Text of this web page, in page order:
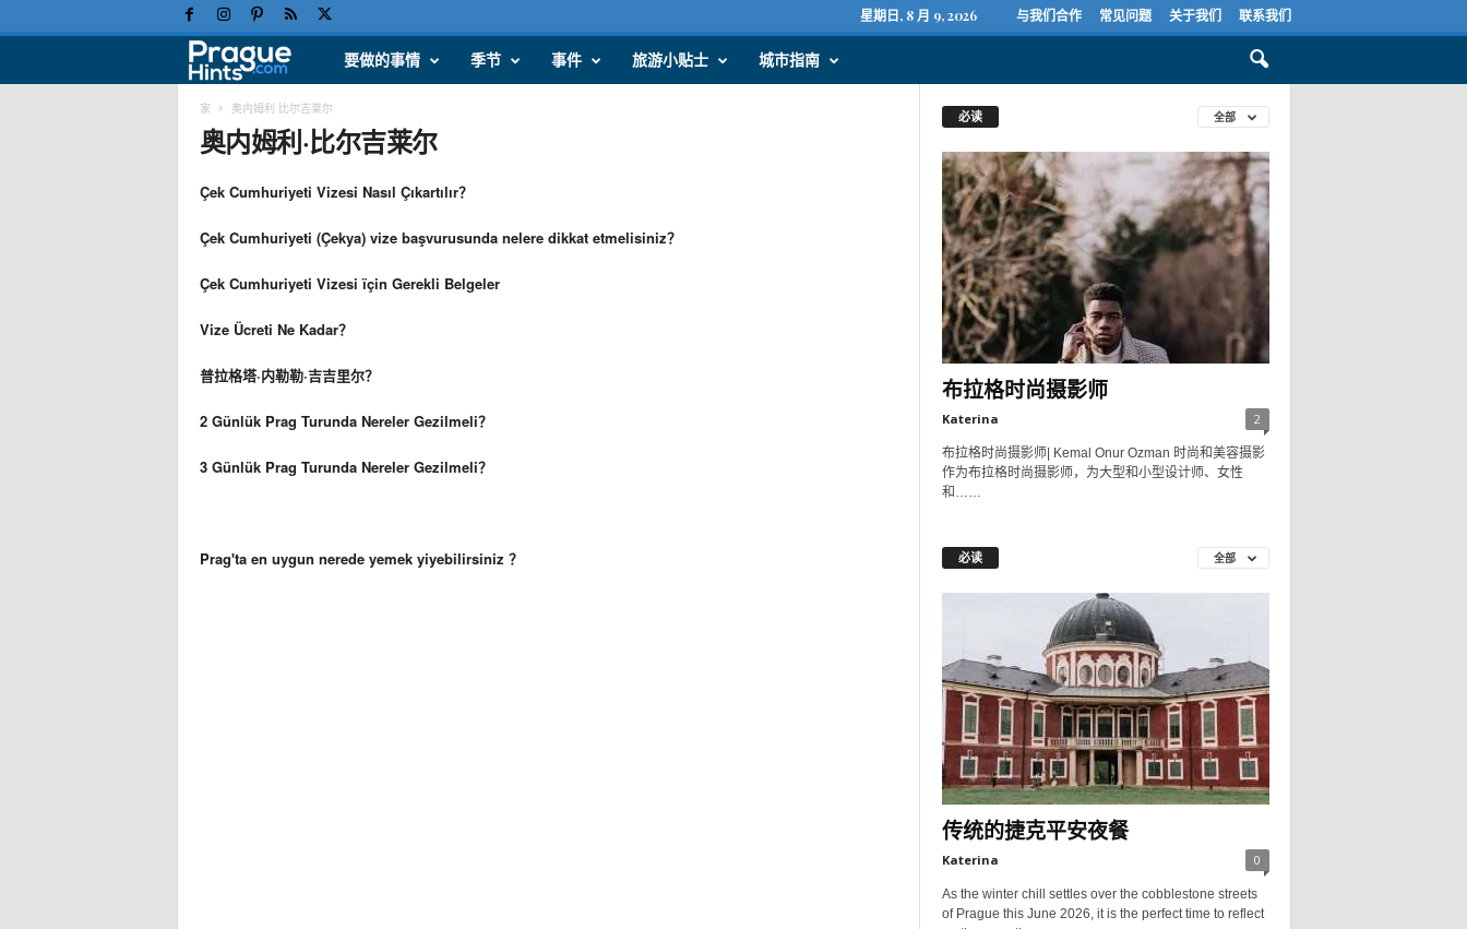
星期日, 8 月 9, 2026 与我们合作 常见问题 关于我们 联系我们
拉
格
假
日
要做的事情 季节 事件 旅游小贴士 城市指南
家 奥内姆利·比尔吉莱尔
奥内姆利·比尔吉莱尔
Çek Cumhuriyeti Vizesi Nasıl Çıkartılır？
Çek Cumhuriyeti (Çekya) vize başvurusunda nelere dikkat etmelisiniz？
Çek Cumhuriyeti Vizesi ïçin Gerekli Belgeler
Vize Ücreti Ne Kadar？
普拉格塔·内勒勒·吉吉里尔？
2 Günlük Prag Turunda Nereler Gezilmeli？
3 Günlük Prag Turunda Nereler Gezilmeli？
Prag'ta en uygun nerede yemek yiyebilirsiniz ？
必读 全部
布拉格时尚摄影师
Katerina 2
布拉格时尚摄影师| Kemal Onur Ozman 时尚和美容摄影
作为布拉格时尚摄影师，为大型和小型设计师、女性
和……
必读 全部
传统的捷克平安夜餐
Katerina 0
As the winter chill settles over the cobblestone streets
of Prague this June 2026, it is the perfect time to reflect